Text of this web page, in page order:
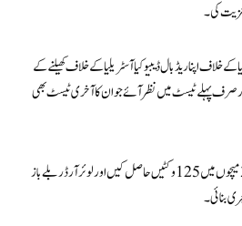
کی۔
آسٹریلیا کے خلاف اپنا ریڈ بال ڈیبیو کیا آسٹریلیا کے خلاف کھیلنے کے
صرف پہلے ٹیسٹ میں نظر آئے جو ان کا آخری ٹیسٹ بھی
انہوں نے فرسٹ کلاس کرکٹ میں 39 میچوں میں 125 وکٹیں حاصل کیں اور لوئر آرڈر بلے باز
بنائی۔